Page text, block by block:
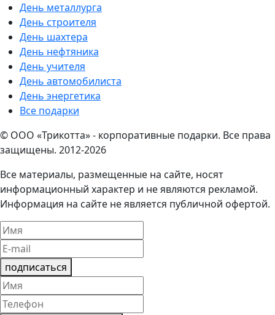
День металлурга
День строителя
День шахтера
День нефтяника
День учителя
День автомобилиста
День энергетика
Все подарки
© ООО «Трикотта» - корпоративные подарки. Все права
защищены. 2012-2026
Все материалы, размещенные на сайте, носят
информационный характер и не являются рекламой.
Информация на сайте не является публичной офертой.
подписаться